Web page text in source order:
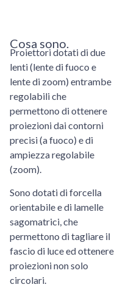
Cosa sono.
Proiettori dotati di due
lenti (lente di fuoco e
lente di zoom) entrambe
regolabili che
permettono di ottenere
proiezioni dai contorni
precisi (a fuoco) e di
ampiezza regolabile
(zoom).
Sono dotati di forcella
orientabile e di lamelle
sagomatrici, che
permettono di tagliare il
fascio di luce ed ottenere
proiezioni non solo
circolari.